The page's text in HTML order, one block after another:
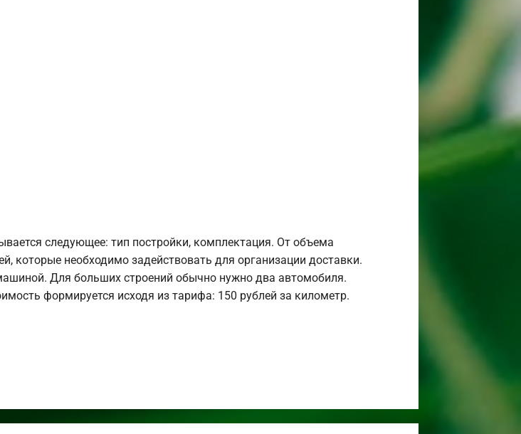
следующее: тип постройки, комплектация. От объема
которые необходимо задействовать для организации доставки.
Для больших строений обычно нужно два автомобиля.
формируется исходя из тарифа: 150 рублей за километр.